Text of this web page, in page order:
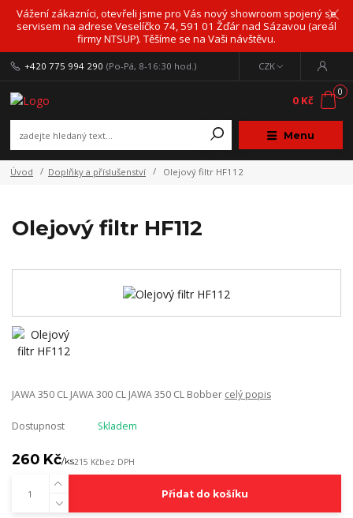
Vážení zákazníci, otevřeli jsme pro Vás nový showroom spojený se
servisem na adrese Veselíčko 74, 591 01 Žďár nad Sázavou (areál
firmy NTSUP). Těšíme se na Vaši návštěvu.
Menu
CZK
+420 775 994 290 (Po-Pá, 8-16:30 hod.)
0
0 Kč
Úvod Doplňky a příslušenství Olejový filtr HF112
Olejový filtr HF112
JAWA 350 CL JAWA 300 CL JAWA 350 CL Bobber celý popis
Dostupnost Skladem
260 Kč/ks215 Kčbez DPH
Přidat do košíku